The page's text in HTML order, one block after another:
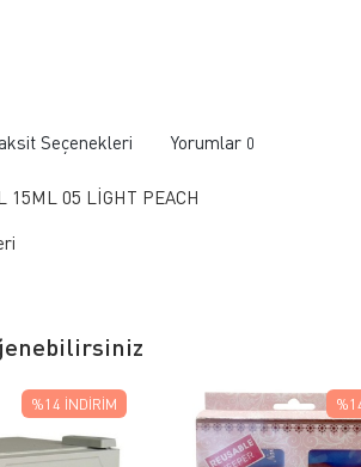
Seçenekleri Yorumlar 0
15ML 05 LİGHT PEACH
%14 İNDIRIM